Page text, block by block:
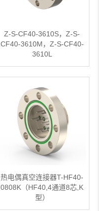
Z-S-CF40-3610S，Z-S-
CF40-3610M，Z-S-CF40-
3610L
热电偶真空连接器T-HF40-
0808K（HF40,4通道8芯,K
型）